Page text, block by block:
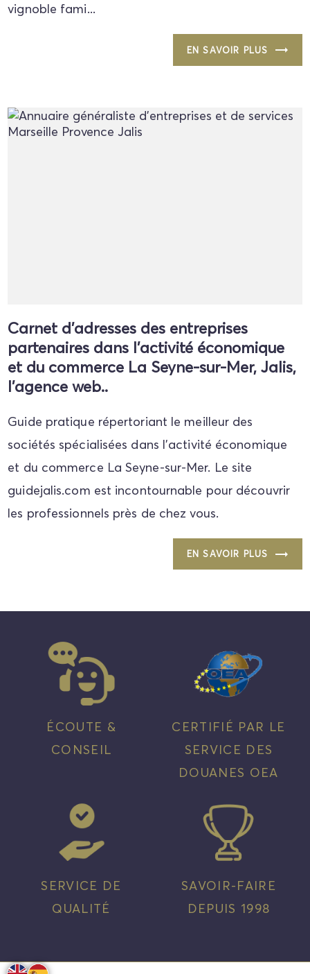
vignoble fami...
EN SAVOIR PLUS
Carnet d'adresses des entreprises
partenaires dans l'activité économique
et du commerce La Seyne-sur-Mer, Jalis,
l’agence web..
Guide pratique répertoriant le meilleur des
sociétés spécialisées dans l'activité économique
et du commerce La Seyne-sur-Mer. Le site
guidejalis.com est incontournable pour découvrir
les professionnels près de chez vous.
EN SAVOIR PLUS
ÉCOUTE &
CONSEIL
CERTIFIÉ PAR LE
SERVICE DES
DOUANES OEA
SERVICE DE
QUALITÉ
SAVOIR-FAIRE
DEPUIS 1998